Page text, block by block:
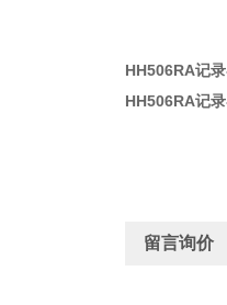
HH506RA记
HH506RA记
留言询价